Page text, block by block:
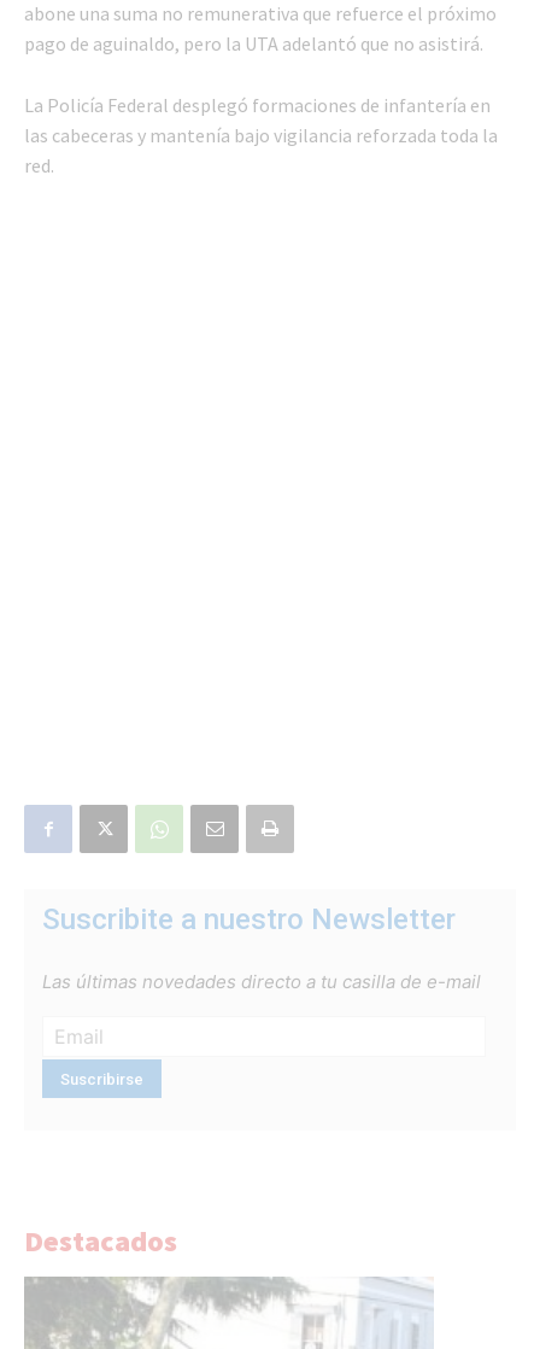
abone una suma no remunerativa que refuerce el próximo
pago de aguinaldo, pero la UTA adelantó que no asistirá.
La Policía Federal desplegó formaciones de infantería en
las cabeceras y mantenía bajo vigilancia reforzada toda la
red.
Suscribite a nuestro Newsletter
Las últimas novedades directo a tu casilla de e-mail
Destacados